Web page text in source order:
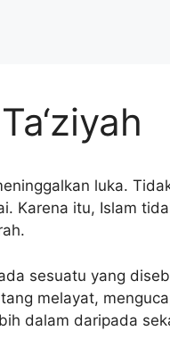
luka.
Karena itu, Islam
sesuatu yang
melayat,
dalam daripada